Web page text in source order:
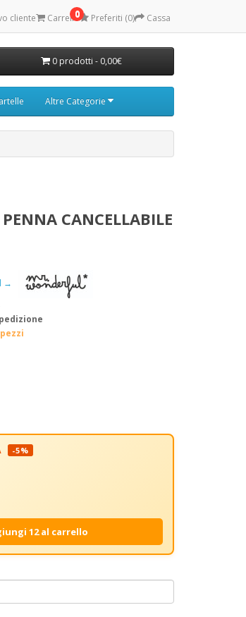
cliente 0
Carrello Preferiti (0) Cassa
0 prodotti - 0,00€
Altre Categorie
CANCELLABILE
→
-5%
12 al carrello